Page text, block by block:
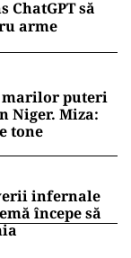
ChatGPT să
arme
puteri
Niger. Miza:
tone
infernale
începe să